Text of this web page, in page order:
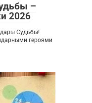
–
2026
Судьбы!
героями